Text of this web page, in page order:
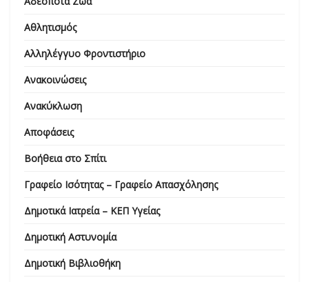
Αθλητισμός
Αλληλέγγυο Φροντιστήριο
Ανακοινώσεις
Ανακύκλωση
Αποφάσεις
Βοήθεια στο Σπίτι
Γραφείο Ισότητας – Γραφείο Απασχόλησης
Δημοτικά Ιατρεία – ΚΕΠ Υγείας
Δημοτική Αστυνομία
Δημοτική Βιβλιοθήκη